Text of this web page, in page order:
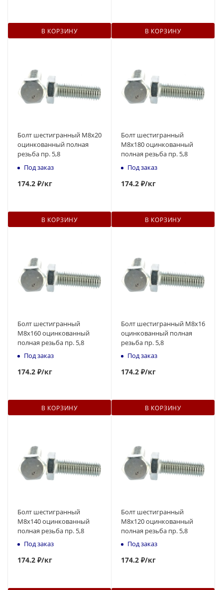
В КОРЗИНУ В КОРЗИНУ
Болт шестигранный М8x20
оцинкованный полная
резьба пр. 5,8
Под заказ
174.2 ₽/кг
В КОРЗИНУ
Болт шестигранный
М8x180 оцинкованный
полная резьба пр. 5,8
Под заказ
174.2 ₽/кг
В КОРЗИНУ
Болт шестигранный
М8x160 оцинкованный
полная резьба пр. 5,8
Под заказ
174.2 ₽/кг
В КОРЗИНУ
Болт шестигранный М8x16
оцинкованный полная
резьба пр. 5,8
Под заказ
174.2 ₽/кг
В КОРЗИНУ
Болт шестигранный
М8x140 оцинкованный
полная резьба пр. 5,8
Под заказ
174.2 ₽/кг
Болт шестигранный
М8x120 оцинкованный
полная резьба пр. 5,8
Под заказ
174.2 ₽/кг